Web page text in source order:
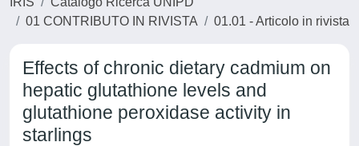
01 CONTRIBUTO IN RIVISTA
01.01 - Articolo in rivista
Effects of chronic dietary cadmium on
hepatic glutathione levels and
glutathione peroxidase activity in
starlings